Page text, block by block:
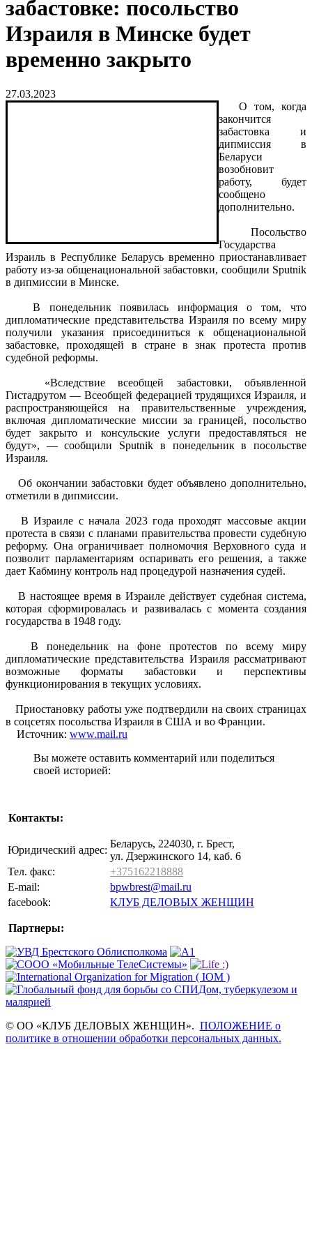
забастовке: посольство
Израиля в Минске будет
временно закрыто
27.03.2023
О том, когда
закончится
забастовка и
дипмиссия в
Беларуси
возобновит
работу, будет
сообщено
дополнительно.
Посольство
Государства
Израиль в Республике Беларусь временно приостанавливает
работу из-за общенациональной забастовки, сообщили Sputnik
в дипмиссии в Минске.
В понедельник появилась информация о том, что
дипломатические представительства Израиля по всему миру
получили указания присоединиться к общенациональной
забастовке, проходящей в стране в знак протеста против
судебной реформы.
«Вследствие всеобщей забастовки, объявленной
Гистадрутом — Всеобщей федерацией трудящихся Израиля, и
распространяющейся на правительственные учреждения,
включая дипломатические миссии за границей, посольство
будет закрыто и консульские услуги предоставляться не
будут», — сообщили Sputnik в понедельник в посольстве
Израиля.
Об окончании забастовки будет объявлено дополнительно,
отметили в дипмиссии.
В Израиле с начала 2023 года проходят массовые акции
протеста в связи с планами правительства провести судебную
реформу. Она ограничивает полномочия Верховного суда и
позволит парламентариям оспаривать его решения, а также
дает Кабмину контроль над процедурой назначения судей.
В настоящее время в Израиле действует судебная система,
которая сформировалась и развивалась с момента создания
государства в 1948 году.
В понедельник на фоне протестов по всему миру
дипломатические представительства Израиля рассматривают
возможные форматы забастовки и перспективы
функционирования в текущих условиях.
Приостановку работы уже подтвердили на своих страницах
в соцсетях посольства Израиля в США и во Франции.
Источник: www.mail.ru
Вы можете оставить комментарий или поделиться
своей историей:
Контакты:
Юридический адрес:
Беларусь, 224030, г. Брест,
ул. Дзержинского 14, каб. 6
Тел. факс:
+375162218888
E-mail:
bpwbrest@mail.ru
facebook:
КЛУБ ДЕЛОВЫХ ЖЕНЩИН
Партнеры:
© ОО «КЛУБ ДЕЛОВЫХ ЖЕНЩИН». ПОЛОЖЕНИЕ о
политике в отношении обработки персональных данных.